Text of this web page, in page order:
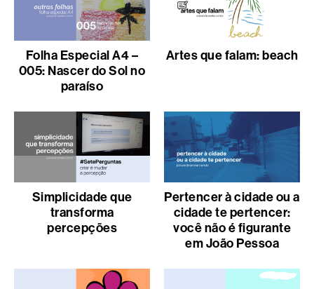
Folha Especial A4 –
005: Nascer do Sol no
paraíso
Artes que falam: beach
Simplicidade que
transforma
percepções
Pertencer à cidade ou a
cidade te pertencer:
você não é figurante
em João Pessoa